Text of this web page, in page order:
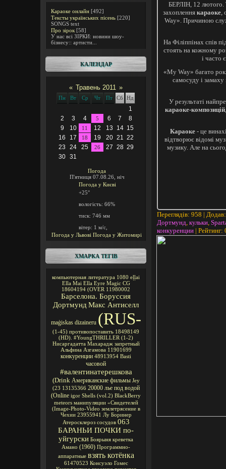
Караоке онлайн [492]
Тексты українських пісень [220]
SONGS text
Про зірок [58]
У нас всі ЗІРКИ: новини шоу-
бізнесу:: артисти...
КАЛЕНДАР
« Травень 2011 »
Пн Вт Ср Чт Пт Сб Нд
1
2
3 4 5 6 7
8
9
10 11 12 13 14 15
16
17 18 19 20 21 22
23
24 25 26 27 28 29
30 31
Погода
П'ятниця 07.08.26, ніч
Погода у Києві
+25°
вологість: 66%
тиск: 746 мм
вітер: 1 м/с,
Погода у Львові Погода у Житомирі
ХМАРКА ТЕГІВ
компьютерная литература 1080 eļļai
Ella Mai Ella Eyre Magic CG
18604194 (OVER 11980002
Барселона. Боруссия
Дортмунд Макс Антиселл
maģiskas dizaineru (RUS-
(1-45) противопоставить 18498149
(HD). #YoungTHRILLER (1-2)
Нисаргадатта Махарадж запретный
Альфина Азгамова 11901699
конкуренции 48913954 Basti
часовой
#валентинатерешкова
(Drink Американские фильмы Jey
(23 13135366 20000 лье под водой
(Online igor Shells (vol.2) BlackBerry
meteors манипуляции «Свидетелей
(Image-Photo-Video землетрясение в
Чехии 23955941 Лу Боринер
Атеросклероз сосудов 063
БАРАНЬИ ПОЧКИ по-
уйгурски Боярыня креветка
Амано (1960) Программно-
аппаратные взять котёнка
61470523 Консуэло Гомес
БЕРЛІН, 12 лютого.
захоплення караоке,
Way». Причиною
На Філіппінах спів
стоять на кожному
і часто
«My Way» багато
самосуду і замаху
У результаті
караоке-композицій
Караоке - це
відтворює відомі
музику. Але на
Переглядів: 958 | Додав
Дортмунд, кульки,
конкуренции | Рейтинг: